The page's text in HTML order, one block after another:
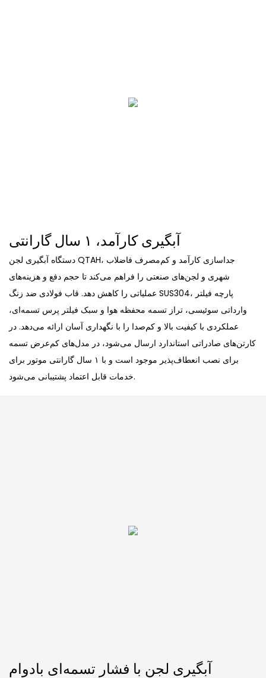
آبگیری کارآمد، ۱ سال گارانتی
دستگاه آبگیری لجن QTAH، جداسازی کارآمد و کم‌مصرف فاضلاب
شهری و لجن‌های صنعتی را فراهم می‌کند تا حجم دفع و هزینه‌های
عملیاتی را کاهش دهد. قاب فولادی ضد زنگ SUS304، پارچه فیلتر
وارداتی سوئیسی، تراز تسمه محفظه هوا و سبک فیلتر پرس تسمه‌ای،
عملکردی با کیفیت بالا و کم‌صدا را با نگهداری آسان ارائه می‌دهد. در
کارتن‌های صادراتی استاندارد ارسال می‌شود، در مدل‌های کم‌عرض تسمه
برای نصب انعطاف‌پذیر موجود است و با ۱ سال گارانتی موتور برای
خدمات قابل اعتماد پشتیبانی می‌شود.
آبگیری لجن با فشار تسمه‌ای بادوام